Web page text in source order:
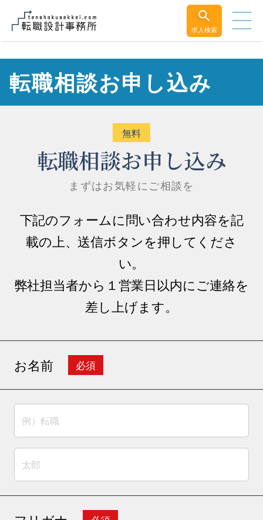
求人検索
転職相談お申し込み
転職相談お申し込み
まずはお気軽にご相談を
下記のフォームに問い合わせ内容を記
載の上、送信ボタンを押してくださ
い。
弊社担当者から１営業日以内にご連絡を
差し上げます。
お名前 必須